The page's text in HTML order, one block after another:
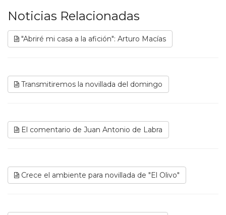
Noticias Relacionadas
"Abriré mi casa a la afición": Arturo Macías
Transmitiremos la novillada del domingo
El comentario de Juan Antonio de Labra
Crece el ambiente para novillada de "El Olivo"